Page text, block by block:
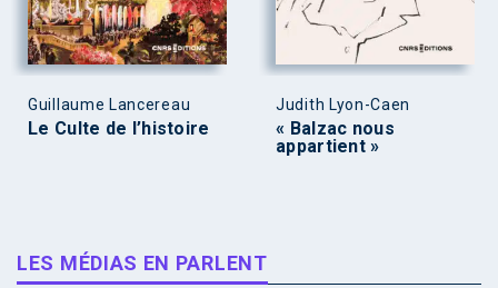
Guillaume Lancereau
Le Culte de l’histoire
Judith Lyon-Caen
« Balzac nous
appartient »
LES MÉDIAS EN PARLENT